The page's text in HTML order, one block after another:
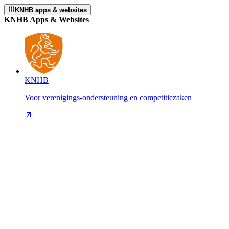
KNHB apps & websites
KNHB Apps & Websites
KNHB
Voor verenigings-ondersteuning en competitiezaken